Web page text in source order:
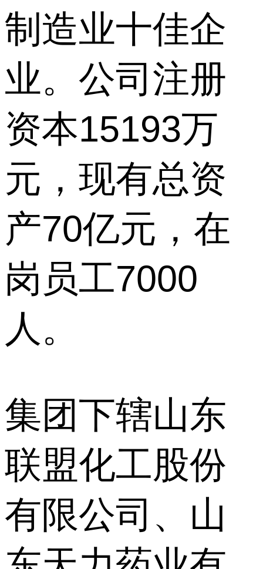
制造业十佳企
业。公司注册
资本15193万
元，现有总资
产70亿元，在
岗员工7000
人。
集团下辖山东
联盟化工股份
有限公司、山